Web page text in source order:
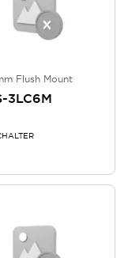
Flush Mount
3LC6M